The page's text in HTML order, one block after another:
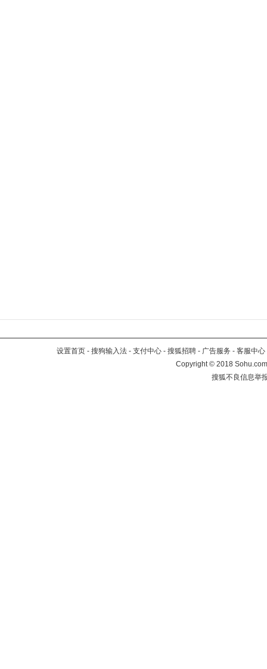
设置首页 - 搜狗输入法 - 支付中心 - 搜狐招聘 - 广告服务 - 客服中心
Copyright©2018
搜狐不良信息举